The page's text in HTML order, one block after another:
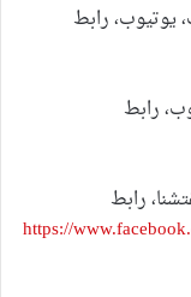
يوتيوب، رابط
رابط
رابط
https://